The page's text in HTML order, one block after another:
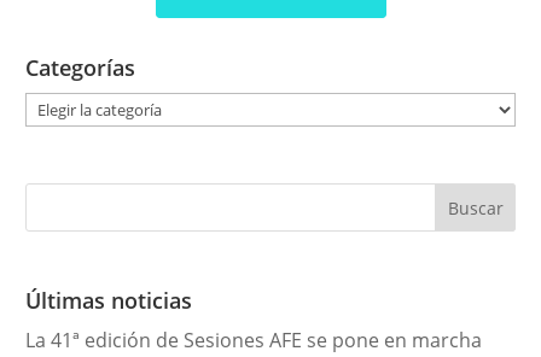
Categorías
g
r
a
Últimas noticias
La 41ª edición de Sesiones AFE se pone en marcha